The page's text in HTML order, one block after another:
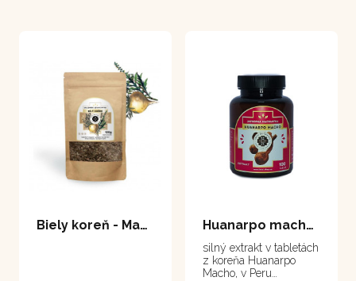
Biely koreň - Maca 100 g Huanarpo macho - tablety 100 tabliet
silný extrakt v tabletách
z koreňa Huanarpo
Macho, v Peru